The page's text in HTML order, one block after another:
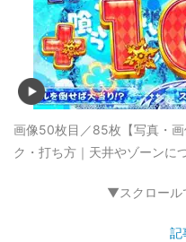
画像50枚目／85枚 【写真・
ク・打ち方｜天井やゾーン
▼スクロール
記